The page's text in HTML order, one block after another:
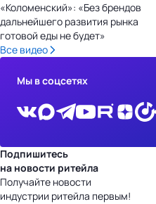
«Коломенский»: «Без брендов
дальнейшего развития рынка
готовой еды не будет»
Все видео
Мы в соцсетях
Подпишитесь
на новости ритейла
Получайте новости
индустрии ритейла первым!